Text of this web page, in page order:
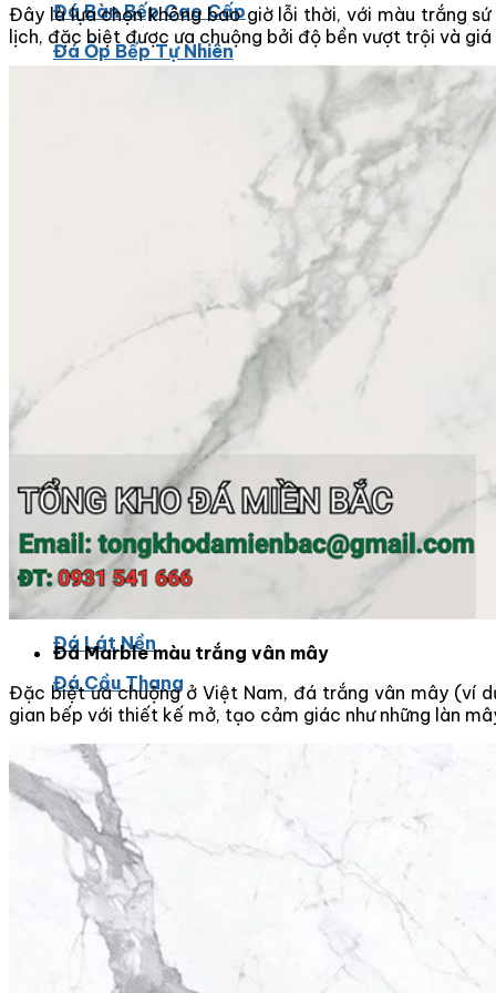
Đá Bàn Bếp Cao Cấp
Đá Ốp Bếp Tự Nhiên
Mặt Hàng nhập khẩu Container
Vách Tivi ỐP Đá Cao Cấp
Đá Quartz Alpilus
Đá Alpilus Brazil
Đá Thạch Anh
Đá Nhân Tạo
Đá Lát Nền
Đá Cầu Thang
Đá Cầu Thang
Đá Bàn Bếp
Đá Bàn Bếp
Đá Lát Nền
Đá Bàn Bếp Cao Cấp
Đá Ốp
Đá Ốp Bếp
Đá Ốp Mặt Tiền
Đá Ốp Cột
Đá Ốp Mộ
Đá Ốp Thang Máy
Đây là lựa chọn không bao giờ lỗi thời, với màu trắng
lịch, đặc biệt được ưa chuộng bởi độ bền vượt trội và giá
Đá Marble màu trắng vân mây
Đặc biệt ưa chuộng ở Việt Nam, đá trắng vân mây (ví
gian bếp với thiết kế mở, tạo cảm giác như những làn